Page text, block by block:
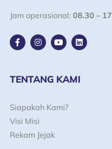
Jam operasional: 08.30 –
F
a
o
o
f
I
n
g
r
Y
o
b
e
L
i
d
i
TENTANG KAMI
Siapakah Kami?
Visi Misi
Rekam Jejak